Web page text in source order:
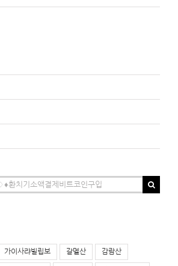
가이사랴빌립보 갈멜산 감람산